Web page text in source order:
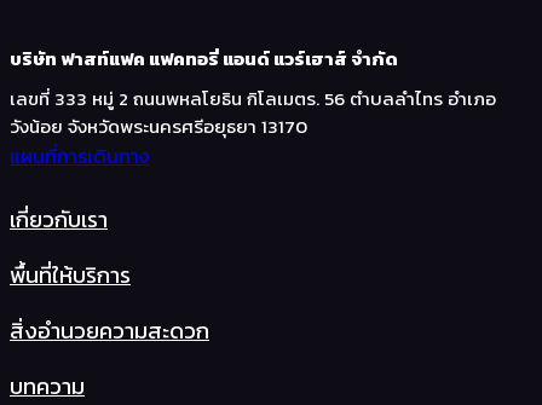
บริษัท ฟาสท์แฟค แฟคทอรี่ แอนด์ แวร์เฮาส์ จำกัด
เลขที่ 333 หมู่ 2 ถนนพหลโยธิน กิโลเมตร. 56 ตำบลลำไทร อำเภอ
วังน้อย จังหวัดพระนครศรีอยุธยา 13170
แผนที่การเดินทาง
เกี่ยวกับเรา
พื้นที่ให้บริการ
สิ่งอำนวยความสะดวก
บทความ